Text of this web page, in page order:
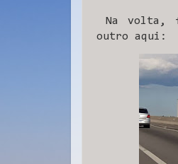
Na volta,
outro aqui: